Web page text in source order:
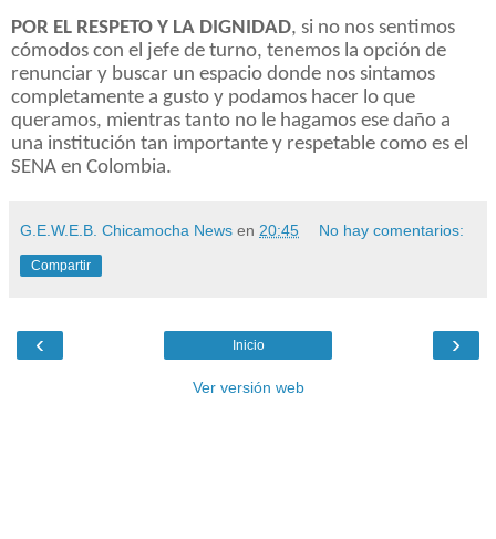
POR EL RESPETO Y LA DIGNIDAD, si no nos sentimos
cómodos con el jefe de turno, tenemos la opción de
renunciar y buscar un espacio donde nos sintamos
completamente a gusto y podamos hacer lo que
queramos, mientras tanto no le hagamos ese daño a
una institución tan importante y respetable como es el
SENA en Colombia.
G.E.W.E.B. Chicamocha News en 20:45 No hay comentarios:
Compartir
‹ ›
Inicio
Ver versión web